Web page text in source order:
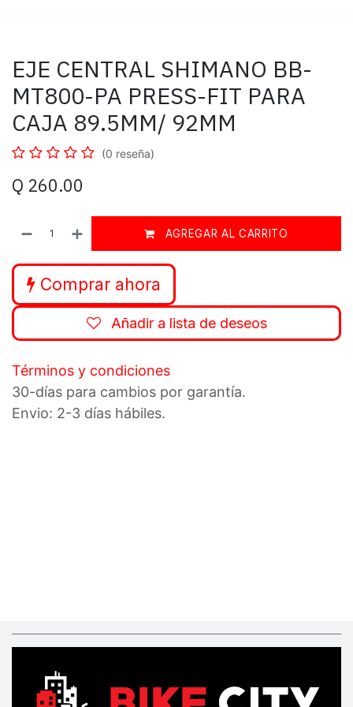
EJE CENTRAL SHIMANO BB-
MT800-PA PRESS-FIT PARA
CAJA 89.5MM/ 92MM
(0 reseña)
Q 260.00
AGREGAR AL CARRITO
Comprar ahora
Añadir a lista de deseos
Términos y condiciones
30-días para cambios por garantía.
Envio: 2-3 días hábiles.